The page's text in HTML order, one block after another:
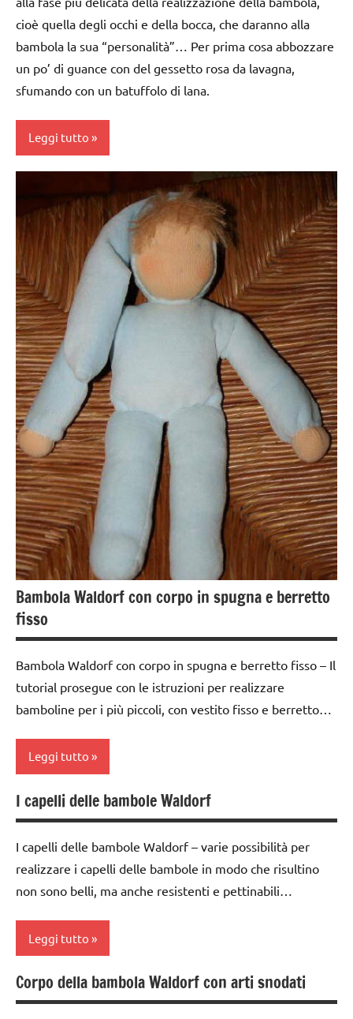
anni
DOWNLOAD
DIDATTICA
manuale
Waldorf
taglio
e
cucito
TUTORIAL
TUTTI GLI
ARGOMENTI
PER ETA'
TUTTI GLI
ARTICOLI
cioè quella degli occhi e della bocca, che daranno alla
bambola la sua “personalità”… Per prima cosa abbozzare
un po’ di guance con del gessetto rosa da lavagna,
sfumando con un batuffolo di lana.
Leggi tutto
dai
3 ai
anni
taglio
e
cucito
TUTORIAL
TUTTI GLI
ARGOMENTI
PER ETA'
Bambola Waldorf con corpo in spugna e berretto
fisso
Bambola Waldorf con corpo in spugna e berretto fisso – Il
tutorial prosegue con le istruzioni per realizzare
bamboline per i più piccoli, con vestito fisso e berretto…
Leggi tutto
bambole
3 ai
6
anni
taglio
e
cucito
TUTORIAL
I capelli delle bambole Waldorf
I capelli delle bambole Waldorf – varie possibilità per
realizzare i capelli delle bambole in modo che risultino
non sono belli, ma anche resistenti e pettinabili…
Leggi tutto
bambole
Corpo della bambola Waldorf con arti snodati